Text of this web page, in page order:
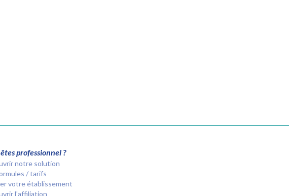
professionnel ?
notre solution
/ tarifs
votre établissement
l'affiliation